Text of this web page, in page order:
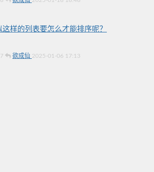
样的列表要怎么才能排序呢？
欲成仙 2025-01-06 17:13